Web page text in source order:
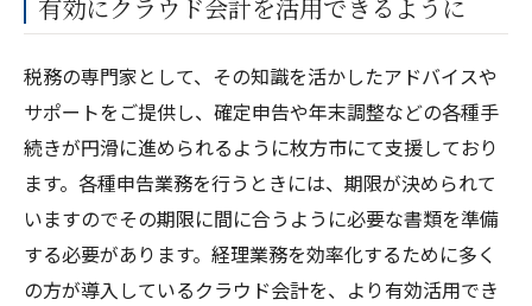
有効にクラウド会計を活用できるように
税務の専門家として、その知識を活かしたアドバイスや
サポートをご提供し、確定申告や年末調整などの各種手
続きが円滑に進められるように枚方市にて支援しており
ます。各種申告業務を行うときには、期限が決められて
いますのでその期限に間に合うように必要な書類を準備
する必要があります。経理業務を効率化するために多く
の方が導入しているクラウド会計を、より有効活用でき